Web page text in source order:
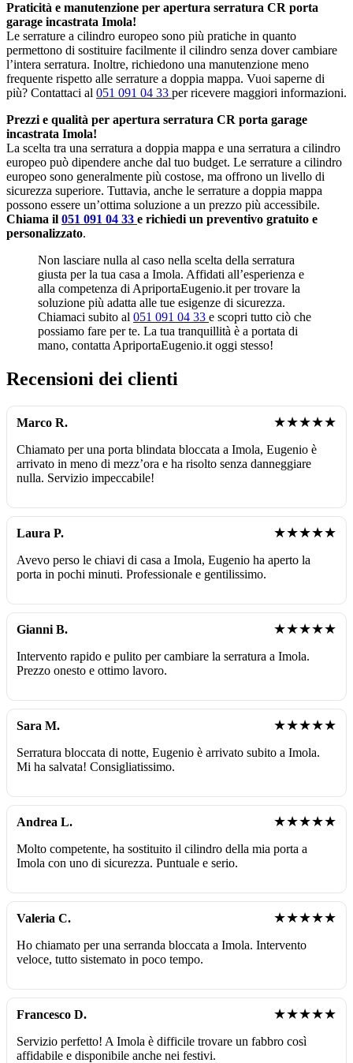
Praticità e manutenzione per apertura serratura CR porta
garage incastrata Imola!
Le serrature a cilindro europeo sono più pratiche in quanto
permettono di sostituire facilmente il cilindro senza dover cambiare
l’intera serratura. Inoltre, richiedono una manutenzione meno
frequente rispetto alle serrature a doppia mappa. Vuoi saperne di
più? Contattaci al 051 091 04 33 per ricevere maggiori informazioni.
Prezzi e qualità per apertura serratura CR porta garage
incastrata Imola!
La scelta tra una serratura a doppia mappa e una serratura a cilindro
europeo può dipendere anche dal tuo budget. Le serrature a cilindro
europeo sono generalmente più costose, ma offrono un livello di
sicurezza superiore. Tuttavia, anche le serrature a doppia mappa
possono essere un’ottima soluzione a un prezzo più accessibile.
Chiama il 051 091 04 33 e richiedi un preventivo gratuito e
personalizzato.
Non lasciare nulla al caso nella scelta della serratura
giusta per la tua casa a Imola. Affidati all’esperienza e
alla competenza di ApriportaEugenio.it per trovare la
soluzione più adatta alle tue esigenze di sicurezza.
Chiamaci subito al 051 091 04 33 e scopri tutto ciò che
possiamo fare per te. La tua tranquillità è a portata di
mano, contatta ApriportaEugenio.it oggi stesso!
Recensioni dei clienti
Marco R. ★★★★★
Chiamato per una porta blindata bloccata a Imola, Eugenio è
arrivato in meno di mezz’ora e ha risolto senza danneggiare
nulla. Servizio impeccabile!
Laura P. ★★★★★
Avevo perso le chiavi di casa a Imola, Eugenio ha aperto la
porta in pochi minuti. Professionale e gentilissimo.
Gianni B. ★★★★★
Intervento rapido e pulito per cambiare la serratura a Imola.
Prezzo onesto e ottimo lavoro.
Sara M. ★★★★★
Serratura bloccata di notte, Eugenio è arrivato subito a Imola.
Mi ha salvata! Consigliatissimo.
Andrea L. ★★★★★
Molto competente, ha sostituito il cilindro della mia porta a
Imola con uno di sicurezza. Puntuale e serio.
Valeria C. ★★★★★
Ho chiamato per una serranda bloccata a Imola. Intervento
veloce, tutto sistemato in poco tempo.
Francesco D. ★★★★★
Servizio perfetto! A Imola è difficile trovare un fabbro così
affidabile e disponibile anche nei festivi.